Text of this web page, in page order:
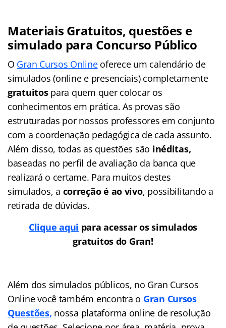
Materiais Gratuitos, questões e
simulado para Concurso Público
O Gran Cursos Onlineoferece um calendário de
simulados (online e presenciais) completamente
gratuitospara quem quer colocar os
conhecimentos em prática. As provas são
estruturadas por nossos professores em conjunto
com a coordenação pedagógica de cada assunto.
Além disso, todas as questões são inéditas,
baseadas no perfil de avaliação da banca que
realizará o certame. Para muitos destes
simulados, a correção é ao vivo, possibilitando a
retirada de dúvidas.
Clique aqui para acessar os simulados
gratuitos do Gran!
Além dos simulados públicos, no Gran Cursos
Online você também encontra o Gran Cursos
Questões, nossa plataforma online de resolução